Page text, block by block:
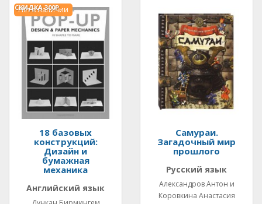
Нет в наличии
18 базовых
конструкций:
Дизайн и
бумажная
механика
Английский язык
СКИДКА300Р.
Самураи.
Загадочный мир
прошлого
Русский язык
Александров Антон и
Коровкина Анастасия